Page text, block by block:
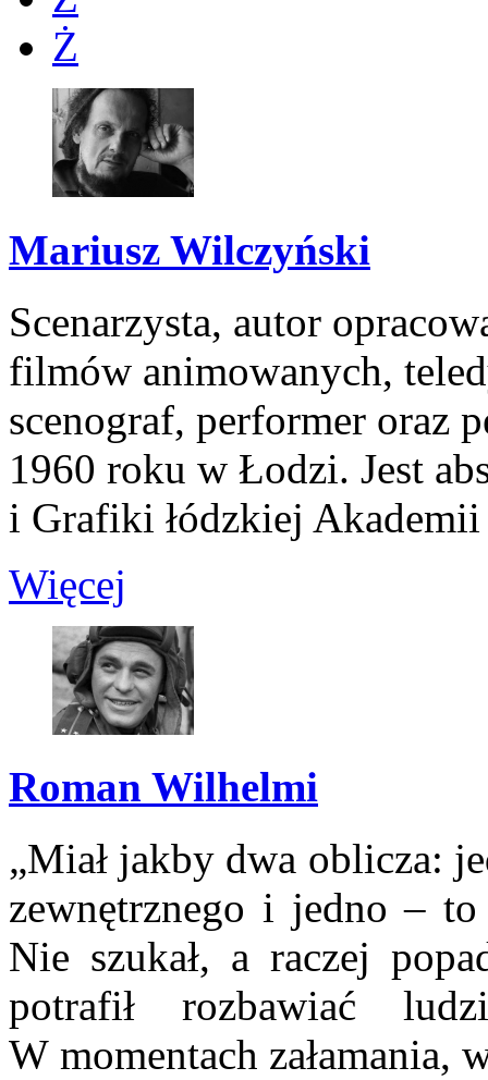
Ż
Mariusz Wilczyński
Scenarzysta, autor
filmów animowanych,
scenograf, performer oraz
1960 roku w Łodzi. Jest
i Grafiki łódzkiej
Więcej
Roman Wilhelmi
„Miał jakby dwa oblicza:
zewnętrznego i jedno –
Nie szukał, a raczej
potrafił rozbawiać
W momentach